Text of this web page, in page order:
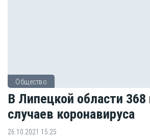
Общество
В Липецкой области
случаев коронавируса
26.10.2021 15:25